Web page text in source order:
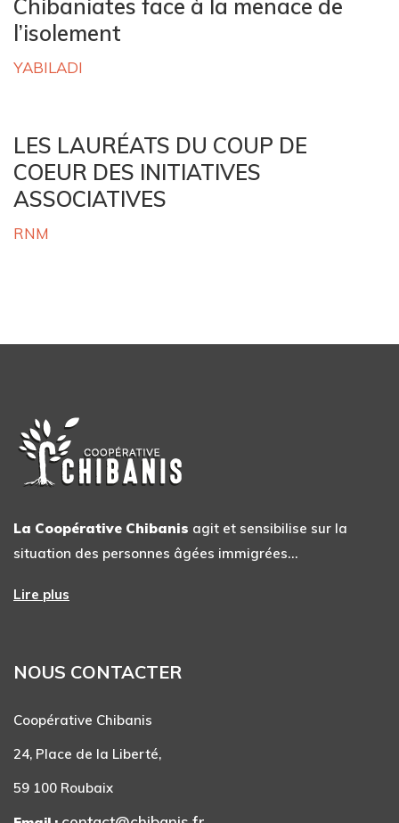
Chibaniates face à la menace de
l’isolement
YABILADI
LES LAURÉATS DU COUP DE
COEUR DES INITIATIVES
ASSOCIATIVES
RNM
La Coopérative Chibanis agit et sensibilise sur la
situation des personnes âgées immigrées…
Lire plus
NOUS CONTACTER
Coopérative Chibanis
24, Place de la Liberté,
59 100 Roubaix